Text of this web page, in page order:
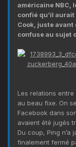
américaine NBC,
confié qu’il
Cook, juste
confuse au sujet
Les relations entre
au beau fixe. On
Facebook dans
avaient été jugés
Du coup, Ping n’a
finalement fermé